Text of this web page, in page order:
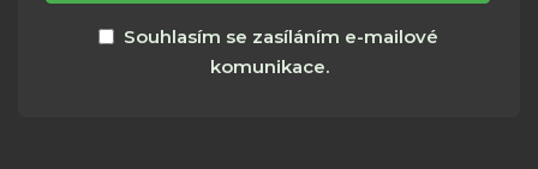
Souhlasím se zasíláním e-mailové
komunikace.